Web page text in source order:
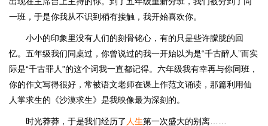
一班，于是你我从不识到稍有接触，我开始喜欢你。
小小的印象里没有人们的刻骨铭心，有的只是些许朦胧的回
忆。五年级我们同桌过，你曾说过的我一开始以为是“千古醉人”而实
际是“千古罪人”的这个词我一直都记得。六年级我有幸再与你同班，
你的作文写得很好，常被语文老师在课上作范文诵读，那篇利用仙
人掌求生的《沙漠求生》是我映像最为深刻的。
时光莽莽，于是我们经历了 人生第一次盛大的别离……